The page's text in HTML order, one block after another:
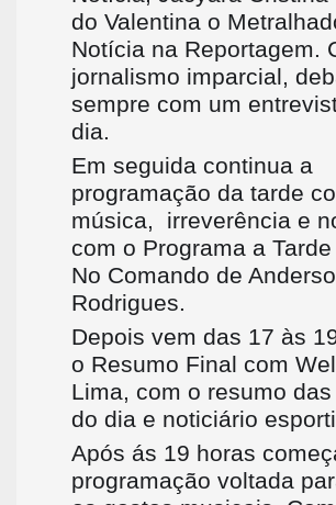
do Valentina o
Notícia na Reportagem.
jornalismo imparcial,
sempre com um
dia.
Em seguida continua a
programação da tarde
música,
irreverência e
com o Programa a
No Comando de
Rodrigues.
Depois vem das 17 às
o Resumo Final com
Lima, com o resumo
do dia e noticiário
Após ás 19 horas
programação voltada